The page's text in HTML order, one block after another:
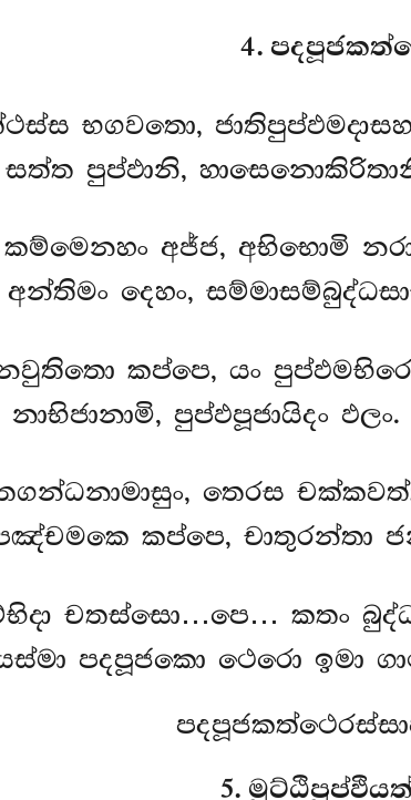
4.
භගවතො,
සත්ත පුප්ඵානි,
කම්මෙනහං අජ්ජ, අභිභොමි
අන්තිමං දෙහං,
කප්පෙ, යං
පුප්ඵපූජායිදං ඵලං.
තෙරස
කප්පෙ, චාතුරන්තා
චතස්සො…පෙ… කතං
පදපූජකො ථෙරො ඉමා
5.